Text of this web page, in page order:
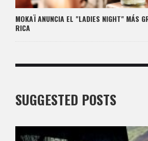
MOKAÏ ANUNCIA EL "LADIES NIGHT" MÁS
RICA
SUGGESTED POSTS